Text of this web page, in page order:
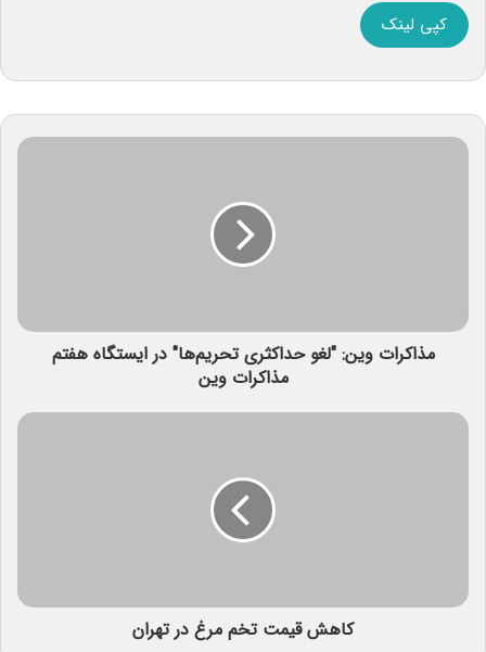
کپی لینک
مذاکرات وین: "لغو حداکثری تحریم‌ها" در ایستگاه هفتم
مذاکرات وین
کاهش قیمت تخم مرغ در تهران